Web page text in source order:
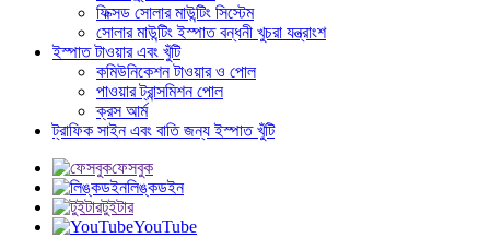
ফিক্সড সোলার মাউন্টিং সিস্টেম
সোলার মাউন্টিং ইস্পাত বন্ধনী খুচরা যন্ত্রাংশ
ইস্পাত টাওয়ার এবং খুঁটি
কমিউনিকেশন টাওয়ার ও পোল
পাওয়ার ট্রান্সমিশন পোল
ক্রস আর্ম
ট্রাফিক সাইন এবং বাতি জন্য ইস্পাত খুঁটি
ফেসবুক
লিঙ্কডইন
টুইটার
YouTube